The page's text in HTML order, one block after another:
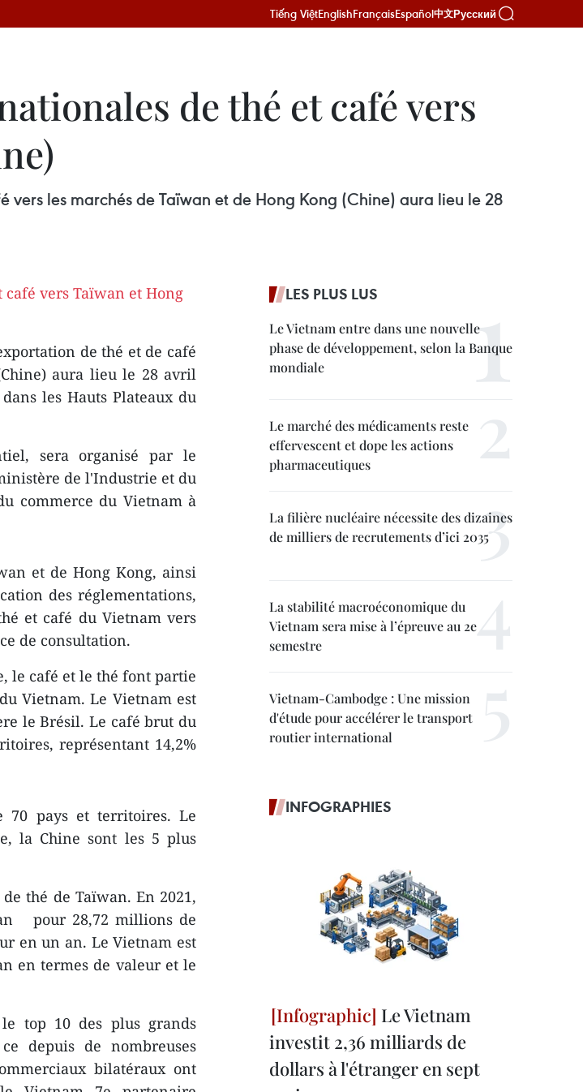
Tiếng ViệtEnglishFrançaisEspañol中文Русский
de thé et café vers
les marchés de Taïwan et de Hong Kong (Chine) aura lieu le 28
de thé et de café
aura lieu le 28 avril
les Hauts Plateaux du
sera organisé par le
de l'Industrie et du
commerce du Vietnam à
et de Hong Kong, ainsi
des réglementations,
et café du Vietnam vers
de consultation.
le café et le thé font partie
Vietnam. Le Vietnam est
le Brésil. Le café brut du
représentant 14,2%
70 pays et territoires. Le
la Chine sont les 5 plus
thé de Taïwan. En 2021,
pour 28,72 millions de
en un an. Le Vietnam est
en termes de valeur et le
top 10 des plus grands
depuis de nombreuses
bilatéraux ont
LES PLUS LUS
Le Vietnam entre dans une nouvelle
phase de développement, selon la Banque
mondiale
Le marché des médicaments reste
effervescent et dope les actions
pharmaceutiques
La filière nucléaire nécessite des dizaines
de milliers de recrutements d’ici 2035
La stabilité macroéconomique du
Vietnam sera mise à l’épreuve au 2e
semestre
Vietnam-Cambodge : Une mission
d'étude pour accélérer le transport
routier international
INFOGRAPHIES
Le Vietnam
investit 2,36 milliards de
dollars à l'étranger en sept